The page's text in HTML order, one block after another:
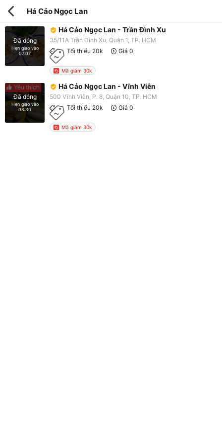
Há Cảo Ngọc Lan
Đã đóng
Hẹn giao vào
07:07
Há Cảo Ngọc Lan - Trần Đình Xu
35/11A Trần Đình Xu, Quận 1, TP. HCM
Tối thiểu 20k
Giá 0
Mã giảm 30k
Đã đóng
Hẹn giao vào
08:30
Yêu thích Há Cảo Ngọc Lan - Vĩnh Viễn
500 Vĩnh Viễn, P. 8, Quận 10, TP. HCM
Tối thiểu 20k
Giá 0
Mã giảm 30k